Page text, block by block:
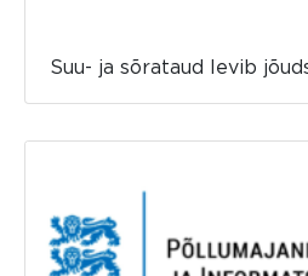
Suu- ja sõrataud levib